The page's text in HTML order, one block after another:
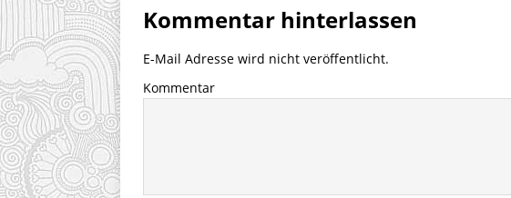
Kommentar hinterlassen
E-Mail Adresse wird nicht veröffentlicht.
Kommentar